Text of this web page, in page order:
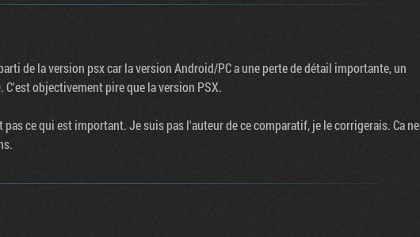
de la version psx car la version Android/PC a une perte de détail importante, un
objectivement pire que la version PSX.
ce qui est important. Je suis pas l'auteur de ce comparatif, je le corrigerais. Ca ne